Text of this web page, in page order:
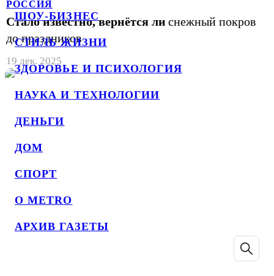
ШОУ-БИЗНЕС
СТИЛЬ ЖИЗНИ
ЗДОРОВЬЕ И ПСИХОЛОГИЯ
НАУКА И ТЕХНОЛОГИИ
ДЕНЬГИ
ДОМ
СПОРТ
О METRO
АРХИВ ГАЗЕТЫ
РОССИЯ
Стало известно, вернётся ли снежный покров
до праздников
19 дек. 2025